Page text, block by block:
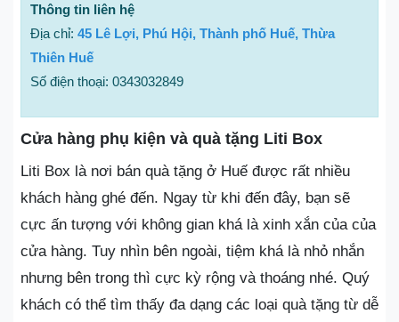
Thông tin liên hệ
Địa chỉ: 45 Lê Lợi, Phú Hội, Thành phố Huế, Thừa
Thiên Huế
Số điện thoại: 0343032849
Cửa hàng phụ kiện và quà tặng Liti Box
Liti Box là nơi bán quà tặng ở Huế được rất nhiều
khách hàng ghé đến. Ngay từ khi đến đây, bạn sẽ
cực ấn tượng với không gian khá là xinh xắn của của
cửa hàng. Tuy nhìn bên ngoài, tiệm khá là nhỏ nhắn
nhưng bên trong thì cực kỳ rộng và thoáng nhé. Quý
khách có thể tìm thấy đa dạng các loại quà tặng từ dễ